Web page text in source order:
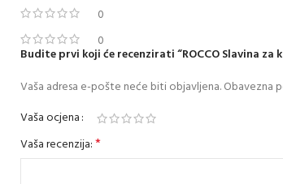
0
0
Budite prvi koji će recenzirati “ROCCO Slavina za
Vaša adresa e-pošte neće biti objavljena.Obavezna
Vaša ocjena
Vaša recenzija:*